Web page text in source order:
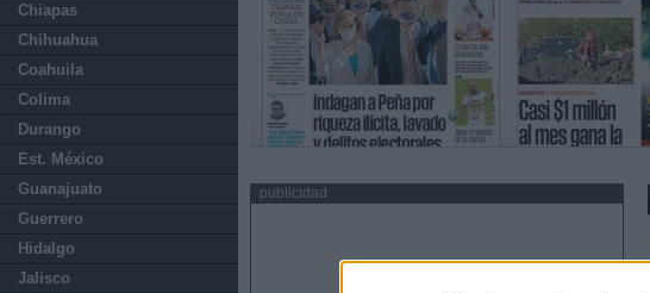
Chiapas
Chihuahua
Coahuila
Colima
Durango
Est. México
Guanajuato
Guerrero
Hidalgo
Jalisco
publicidad